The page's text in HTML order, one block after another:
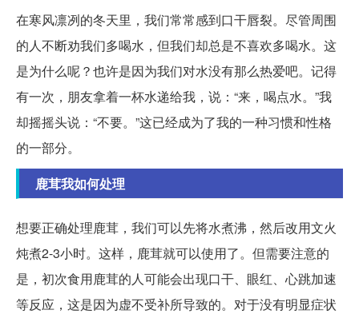
在寒风凛冽的冬天里，我们常常感到口干唇裂。尽管周围
的人不断劝我们多喝水，但我们却总是不喜欢多喝水。这
是为什么呢？也许是因为我们对水没有那么热爱吧。记得
有一次，朋友拿着一杯水递给我，说：“来，喝点水。”我
却摇摇头说：“不要。”这已经成为了我的一种习惯和性格
的一部分。
鹿茸我如何处理
想要正确处理鹿茸，我们可以先将水煮沸，然后改用文火
炖煮2-3小时。这样，鹿茸就可以使用了。但需要注意的
是，初次食用鹿茸的人可能会出现口干、眼红、心跳加速
等反应，这是因为虚不受补所导致的。对于没有明显症状